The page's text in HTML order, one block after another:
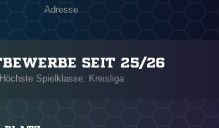
Adresse
SEIT 25/26
Höchste Spielklasse: Kreisliga